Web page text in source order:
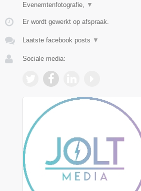
Evenemtenfotografie,
▼
Er wordt gewerkt op afspraak.
Laatste facebook posts ▼
Sociale media: